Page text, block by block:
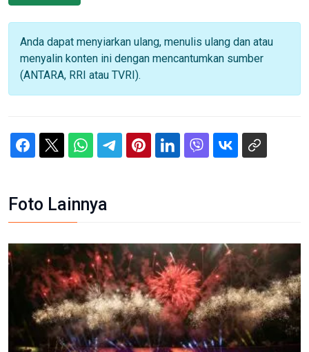
Anda dapat menyiarkan ulang, menulis ulang dan atau
menyalin konten ini dengan mencantumkan sumber
(ANTARA, RRI atau TVRI).
Foto Lainnya